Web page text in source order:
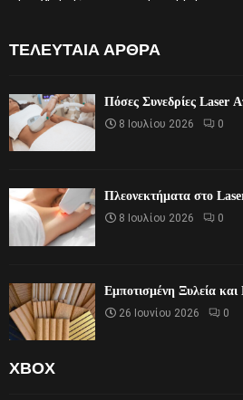
ΤΕΛΕΥΤΑΊΑ ΆΡΘΡΑ
Πόσες Συνεδρίες Laser
8 Ιουλίου 2026 0
Πλεονεκτήματα στο
8 Ιουλίου 2026 0
Εμποτισμένη Ξυλεία
26 Ιουνίου 2026 0
XBOX